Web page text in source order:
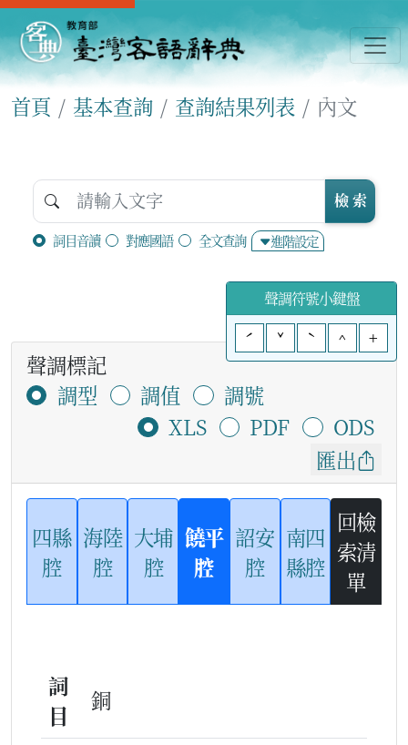
首頁 基本查詢 查詢結果列表 內文
詞目音讀 對應國語 全文查詢 進階設定
檢 索
聲調符號小鍵盤
ˊ
ˇ ˋ ^ +
聲調標記
調型
調值
調號
XLS
PDF
ODS
匯出
四縣
腔
海陸
腔
大埔
腔
饒平
腔
詔安
腔
南四
縣腔
回檢
索清
單
詞
目
銅